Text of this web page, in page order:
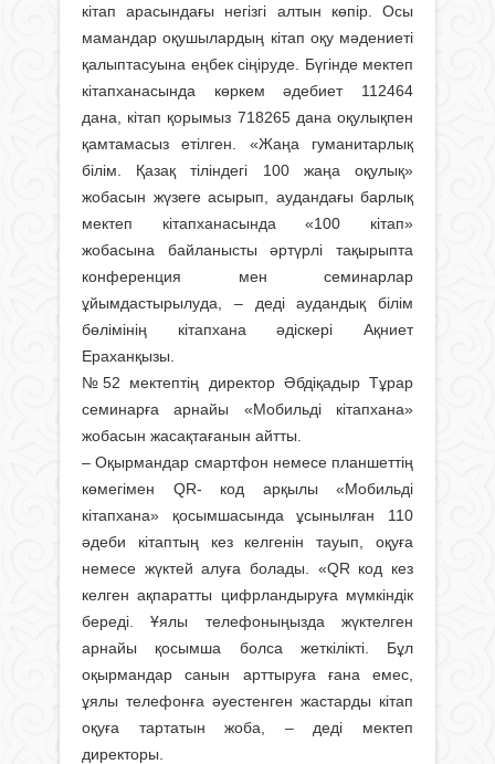
кітап арасындағы негізгі алтын көпір. Осы
мамандар оқушылардың кітап оқу мәдениеті
қалыптасуына еңбек сіңіруде. Бүгінде мектеп
кітапханасында көркем әдебиет 112464
дана, кітап қорымыз 718265 дана оқулықпен
қамтамасыз етілген. «Жаңа гуманитарлық
білім. Қазақ тіліндегі 100 жаңа оқулық»
жобасын жүзеге асырып, аудандағы барлық
мектеп кітапханасында «100 кітап»
жобасына байланысты әртүрлі тақырыпта
конференция мен семинарлар
ұйымдастырылуда, – деді аудандық білім
бөлімінің кітапхана әдіскері Ақниет
Ераханқызы.
№52 мектептің директор Әбдіқадыр Тұрар
семинарға арнайы «Мобильді кітапхана»
жобасын жасақтағанын айтты.
– Оқырмандар смартфон немесе планшеттің
көмегімен QR- код арқылы «Мобильді
кітапхана» қосымшасында ұсынылған 110
әдеби кітаптың кез келгенін тауып, оқуға
немесе жүктей алуға болады. «QR код кез
келген ақпаратты цифрландыруға мүмкіндік
береді. Ұялы телефоныңызда жүктелген
арнайы қосымша болса жеткілікті. Бұл
оқырмандар санын арттыруға ғана емес,
ұялы телефонға әуестенген жастарды кітап
оқуға тартатын жоба, – деді мектеп
директоры.